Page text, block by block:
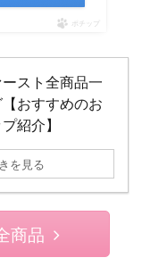
ポチップ
スト全商品一
おすすめのお
紹介】
を見る
商品